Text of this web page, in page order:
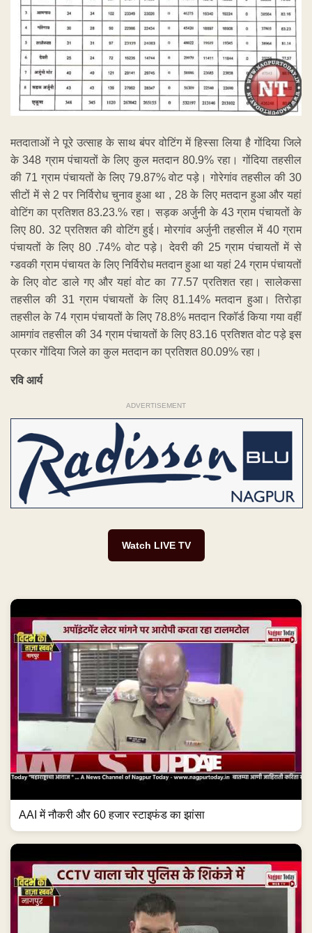
मतदाताओं ने पूरे उत्साह के साथ बंपर वोटिंग में हिस्सा लिया है गोंदिया जिले
के 348 ग्राम पंचायतों के लिए कुल मतदान 80.9% रहा। गोंदिया तहसील
की 71 ग्राम पंचायतों के लिए 79.87% वोट पड़े। गोरेगांव तहसील की 30
सीटों में से 2 पर निर्विरोध चुनाव हुआ था , 28 के लिए मतदान हुआ और यहां
वोटिंग का प्रतिशत 83.23.% रहा। सड़क अर्जुनी के 43 ग्राम पंचायतों के
लिए 80. 32 प्रतिशत की वोटिंग हुई। मोरगांव अर्जुनी तहसील में 40 ग्राम
पंचायतों के लिए 80 .74% वोट पड़े। देवरी की 25 ग्राम पंचायतों में से
ग्डवकी ग्राम पंचायत के लिए निर्विरोध मतदान हुआ था यहां 24 ग्राम पंचायतों
के लिए वोट डाले गए और यहां वोट का 77.57 प्रतिशत रहा। सालेकसा
तहसील की 31 ग्राम पंचायतों के लिए 81.14% मतदान हुआ। तिरोड़ा
तहसील के 74 ग्राम पंचायतों के लिए 78.8% मतदान रिकॉर्ड किया गया वहीं
आमगांव तहसील की 34 ग्राम पंचायतों के लिए 83.16 प्रतिशत वोट पड़े इस
प्रकार गोंदिया जिले का कुल मतदान का प्रतिशत 80.09% रहा।
रवि आर्य
ADVERTISEMENT
Watch LIVE TV
AAI में नौकरी और 60 हजार स्टाइफंड का झांसा